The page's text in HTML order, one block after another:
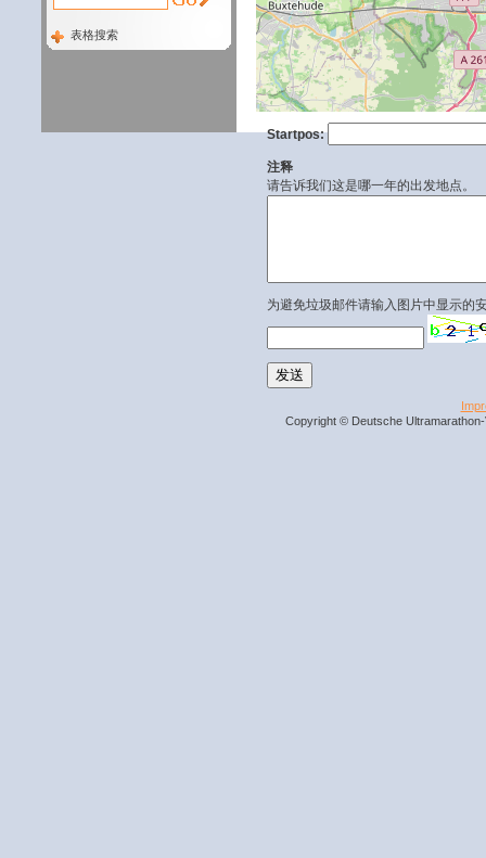
表格搜索
Startpos:
注释
请告诉我们这是哪一年的出发地点。
为避免垃圾邮件请输入图片中显示的
Copyright © Deutsche